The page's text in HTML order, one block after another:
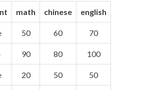
math chinese english
50 60 70
90 80 100
20 50 50